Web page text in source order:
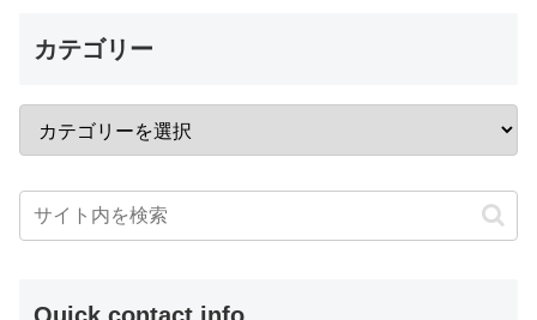
カテゴリー